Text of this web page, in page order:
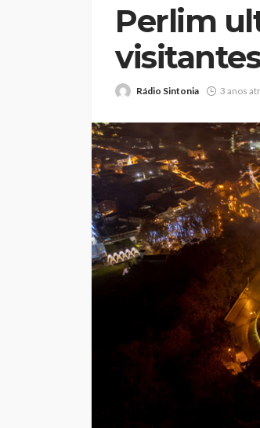
Perlim
Rádio Sintonia 3 anos
no
Porto
no
Castro
Rádio Sintonia